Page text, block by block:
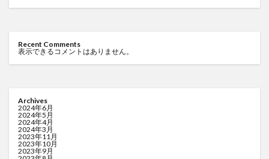
Recent Comments
表示できるコメントはありません。
Archives
2024年6月
2024年5月
2024年4月
2024年3月
2023年11月
2023年10月
2023年9月